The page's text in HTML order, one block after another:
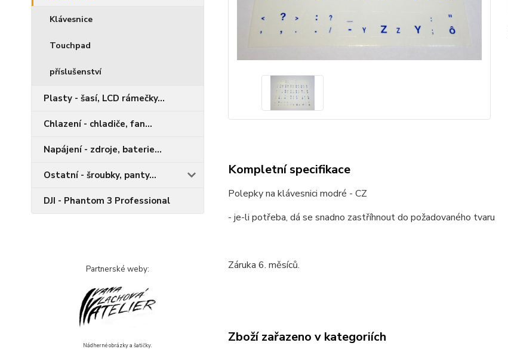
Klávesnice
Touchpad
příslušenství
Plasty - šasí, LCD rámečky...
Chlazení - chladiče, fan...
Napájení - zdroje, baterie...
Ostatní - šroubky, panty...
DJI - Phantom 3 Professional
Partnerské weby:
Nádherné obrázky a šatičky.
Kompletní specifikace
Polepky na klávesnici modré - CZ
- je-li potřeba, dá se snadno zastříhnout do požadovaného tvaru
Záruka 6. měsíců.
Zboží zařazeno v kategoriích